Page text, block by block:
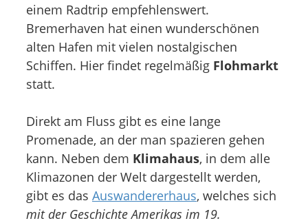
einem Radtrip empfehlenswert.
Bremerhaven hat einen wunderschönen
alten Hafen mit vielen nostalgischen
Schiffen. Hier findet regelmäßig Flohmarkt
statt.
Direkt am Fluss gibt es eine lange
Promenade, an der man spazieren gehen
kann. Neben dem Klimahaus, in dem alle
Klimazonen der Welt dargestellt werden,
gibt es das Auswandererhaus, welches sich
mit der Geschichte Amerikas im 19.